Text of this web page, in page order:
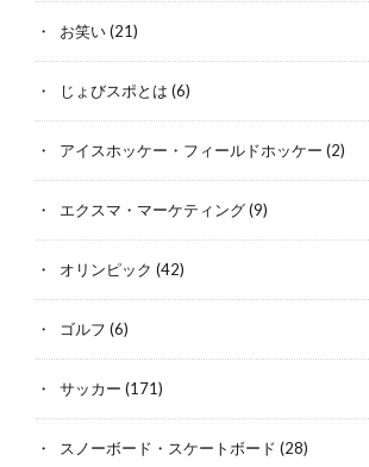
お笑い(21)
じょびスポとは (6)
アイスホッケー・フィールドホッケー (2)
エクスマ・マーケティング(9)
オリンピック (42)
ゴルフ (6)
サッカー (171)
スノーボード・スケートボード (28)